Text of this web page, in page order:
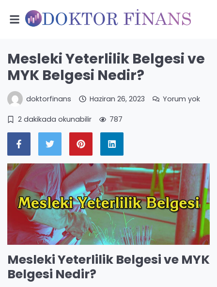
Mesleki Yeterlilik Belgesi ve
MYK Belgesi Nedir?
doktorfinans Haziran 26, 2023 Yorum yok
2 dakikada okunabilir 787
Mesleki Yeterlilik Belgesi ve MYK
Belgesi Nedir?